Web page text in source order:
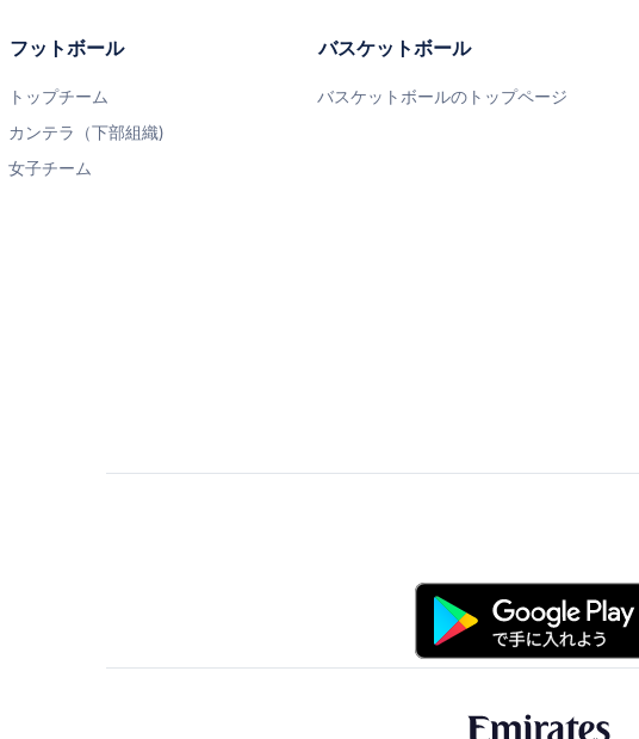
フットボール
トップチーム
カンテラ（下部組織)
女子チーム
バスケットボール
バスケットボールのトップページ